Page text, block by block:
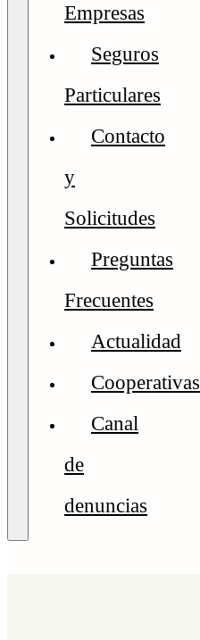
Empresas
Seguros
Particulares
Contacto
y
Solicitudes
Preguntas
Frecuentes
Actualidad
Cooperativas
Canal
de
denuncias